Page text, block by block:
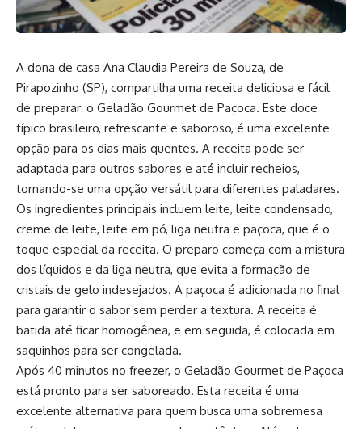
A dona de casa Ana Claudia Pereira de Souza, de
Pirapozinho (SP), compartilha uma receita deliciosa e fácil
de preparar: o Geladão Gourmet de Paçoca. Este doce
típico brasileiro, refrescante e saboroso, é uma excelente
opção para os dias mais quentes. A receita pode ser
adaptada para outros sabores e até incluir recheios,
tornando-se uma opção versátil para diferentes paladares.
Os ingredientes principais incluem leite, leite condensado,
creme de leite, leite em pó, liga neutra e paçoca, que é o
toque especial da receita. O preparo começa com a mistura
dos líquidos e da liga neutra, que evita a formação de
cristais de gelo indesejados. A paçoca é adicionada no final
para garantir o sabor sem perder a textura. A receita é
batida até ficar homogênea, e em seguida, é colocada em
saquinhos para ser congelada.
Após 40 minutos no freezer, o Geladão Gourmet de Paçoca
está pronto para ser saboreado. Esta receita é uma
excelente alternativa para quem busca uma sobremesa